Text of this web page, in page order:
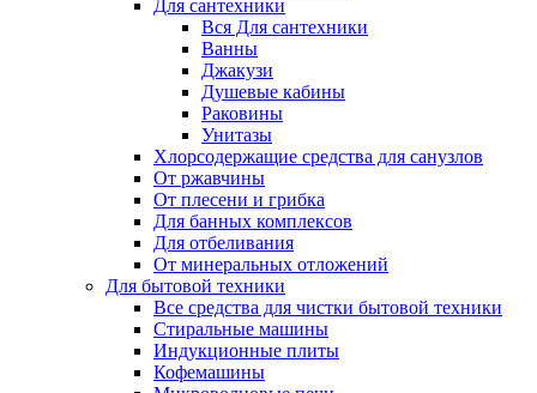
Для сантехники
Вся Для сантехники
Ванны
Джакузи
Душевые кабины
Раковины
Унитазы
Хлорсодержащие средства для санузлов
От ржавчины
От плесени и грибка
Для банных комплексов
Для отбеливания
От минеральных отложений
Для бытовой техники
Все средства для чистки бытовой техники
Стиральные машины
Индукционные плиты
Кофемашины